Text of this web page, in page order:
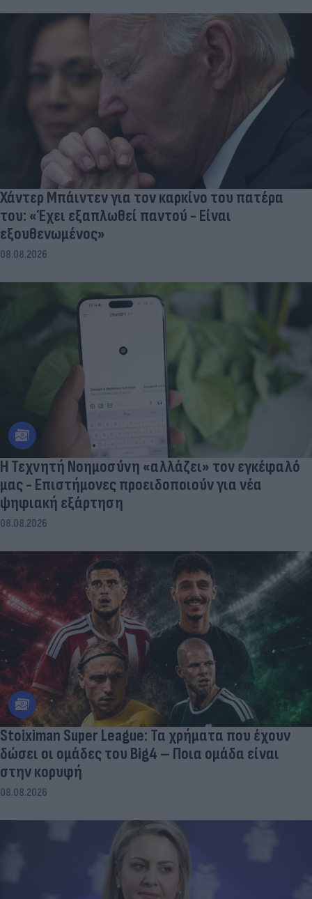
Χάντερ Μπάιντεν για τον καρκίνο του πατέρα
του: «Έχει εξαπλωθεί παντού - Είναι
εξουθενωμένος»
08.08.2026
Η Τεχνητή Νοημοσύνη «αλλάζει» τον εγκέφαλό
μας - Eπιστήμονες προειδοποιούν για νέα
ψηφιακή εξάρτηση
08.08.2026
Stoiximan Super League: Τα χρήματα που έχουν
δώσει οι ομάδες του Big4 – Ποια ομάδα είναι
στην κορυφή
08.08.2026